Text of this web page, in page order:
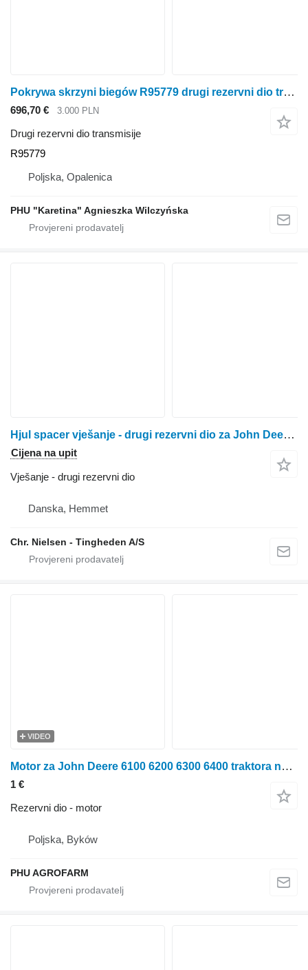
Pokrywa skrzyni biegów R95779 drugi rezervni dio transmisije za John Deere 6100 6200 6300 6400 6500 traktora na kotačima
696,70 € 3.000 PLN
Drugi rezervni dio transmisije
R95779
Poljska, Opalenica
PHU "Karetina" Agnieszka Wilczyńska
Hjul spacer vješanje - drugi rezervni dio za John Deere 6100 traktora na kotačima
Cijena na upit
Vješanje - drugi rezervni dio
Danska, Hemmet
Chr. Nielsen - Tingheden A/S
VIDEO
Motor za John Deere 6100 6200 6300 6400 traktora na kotačima
1 €
Rezervni dio - motor
Poljska, Byków
PHU AGROFARM